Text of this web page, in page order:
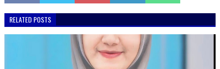
RELATED POSTS